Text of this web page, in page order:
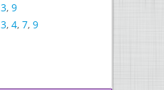
3, 9
3, 4, 7, 9